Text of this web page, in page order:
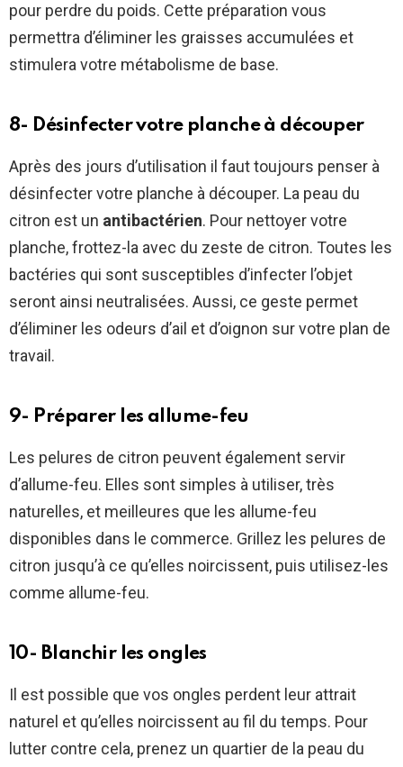
pour perdre du poids. Cette préparation vous
permettra d’éliminer les graisses accumulées et
stimulera votre métabolisme de base.
8- Désinfecter votre planche à découper
Après des jours d’utilisation il faut toujours penser à
désinfecter votre planche à découper. La peau du
citron est un antibactérien. Pour nettoyer votre
planche, frottez-la avec du zeste de citron. Toutes les
bactéries qui sont susceptibles d’infecter l’objet
seront ainsi neutralisées. Aussi, ce geste permet
d’éliminer les odeurs d’ail et d’oignon sur votre plan de
travail.
9- Préparer les allume-feu
Les pelures de citron peuvent également servir
d’allume-feu. Elles sont simples à utiliser, très
naturelles, et meilleures que les allume-feu
disponibles dans le commerce. Grillez les pelures de
citron jusqu’à ce qu’elles noircissent, puis utilisez-les
comme allume-feu.
10- Blanchir les ongles
Il est possible que vos ongles perdent leur attrait
naturel et qu’elles noircissent au fil du temps. Pour
lutter contre cela, prenez un quartier de la peau du